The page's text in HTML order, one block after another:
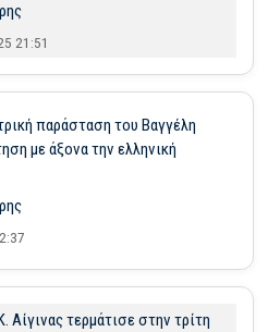
21:51
παράσταση του Βαγγέλη
με άξονα την ελληνική
Αίγινας τερμάτισε στην τρίτη